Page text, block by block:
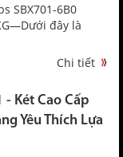
SBX701-6B0
đây là
Chi tiết
- Két Cao Cấp
Yêu Thích Lựa